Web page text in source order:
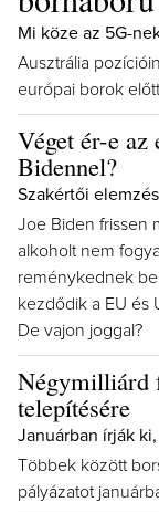
Mi köze az 5G-
Ausztrália
európai borok
Véget ér-e
Bidennel?
Szakértői
Joe Biden frissen
alkoholt nem
reménykednek
kezdődik a EU és
De vajon joggal?
Négymilliárd
telepítésére
Januárban írják
Többek között
pályázatot